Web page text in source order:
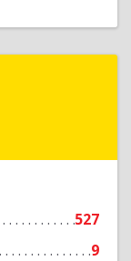
527
9
ул,